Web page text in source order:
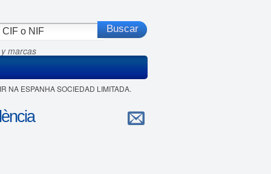
marcas
NA ESPANHA SOCIEDAD LIMITADA.